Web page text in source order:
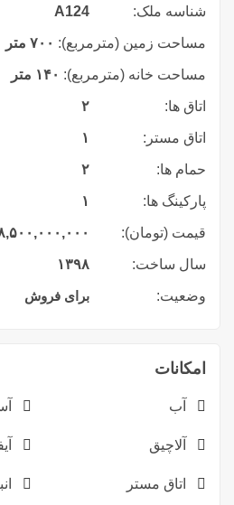
شناسه ملک: A124
مساحت زمین (مترمربع): ۷۰۰ متر
مساحت خانه (مترمربع): ۱۴۰ متر
اتاق ها: ۲
اتاق مستر: ۱
حمام ها: ۲
پارکینگ ها: ۱
قیمت (تومان):
سال ساخت: ۱۳۹۸
وضعیت: برای فروش
امکانات
آب
آلاچیق
اتاق مستر